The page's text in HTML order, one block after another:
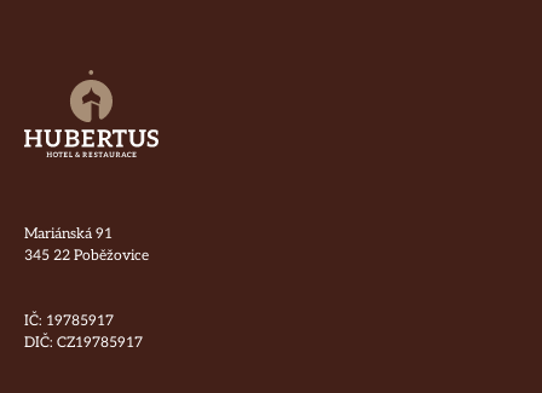
Mariánská 91
345 22 Poběžovice
IČ: 19785917
DIČ: CZ19785917